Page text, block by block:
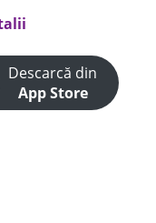
Descarcă din
App Store